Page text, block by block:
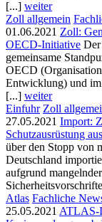
[...] weiter
Zoll allgemein
01.06.2021 Zoll:
OECD-Initiative
gemeinsame
OECD
Entwicklung) und
[...] weiter
Einfuhr Zoll
27.05.2021 Import:
Schutzausrüstung
über den Stopp von
Deutschland
aufgrund
Atlas Fachliche
25.05.2021 ATLAS-